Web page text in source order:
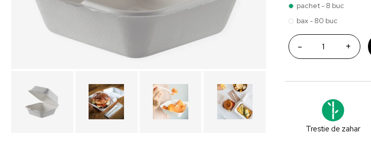
pachet - 8 buc
bax - 80 buc
- +
Trestie de zahar